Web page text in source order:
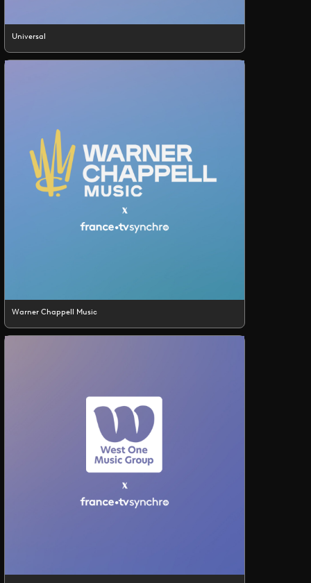
Universal
Warner Chappell Music